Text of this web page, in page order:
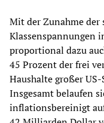
Mit der Zunahme
Klassenspannungen
proportional dazu
45 Prozent der frei
Haushalte großer
Insgesamt belaufen
inflationsbereinigt